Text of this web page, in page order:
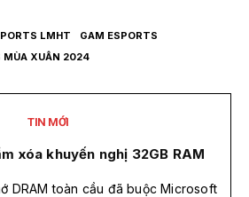
LMHT
GAM ESPORTS
MÙA XUÂN 2024
TIN MỚI
xóa khuyến nghị 32GB RAM
DRAM toàn cầu đã buộc Microsoft